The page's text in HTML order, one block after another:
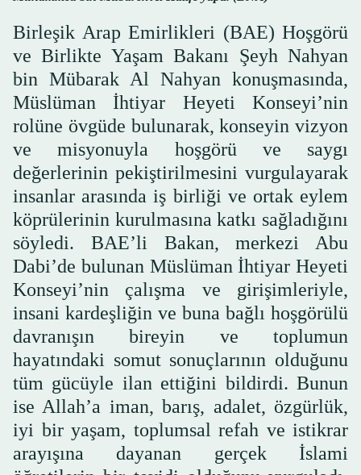
Birleşik Arap Emirlikleri (BAE) Hoşgörü
ve Birlikte Yaşam Bakanı Şeyh Nahyan
bin Mübarak Al Nahyan konuşmasında,
Müslüman İhtiyar Heyeti Konseyi’nin
rolüne övgüde bulunarak, konseyin vizyon
ve misyonuyla hoşgörü ve saygı
değerlerinin pekiştirilmesini vurgulayarak
insanlar arasında iş birliği ve ortak eylem
köprülerinin kurulmasına katkı sağladığını
söyledi. BAE’li Bakan, merkezi Abu
Dabi’de bulunan Müslüman İhtiyar Heyeti
Konseyi’nin çalışma ve girişimleriyle,
insani kardeşliğin ve buna bağlı hoşgörülü
davranışın bireyin ve toplumun
hayatındaki somut sonuçlarının olduğunu
tüm gücüyle ilan ettiğini bildirdi. Bunun
ise Allah’a iman, barış, adalet, özgürlük,
iyi bir yaşam, toplumsal refah ve istikrar
arayışına dayanan gerçek İslami